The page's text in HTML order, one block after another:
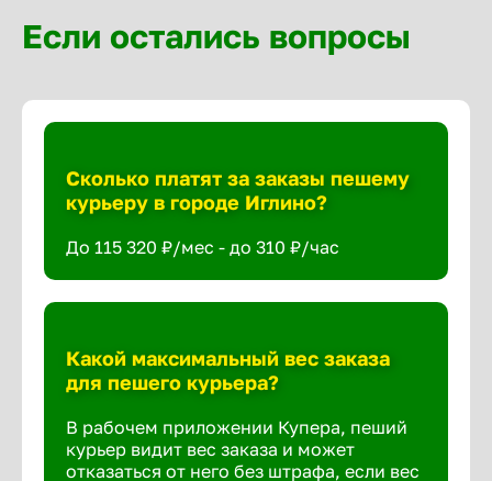
Если остались вопросы
Сколько платят за заказы пешему
курьеру в городе Иглино?
До 115 320 ₽/мес - до 310 ₽/час
Какой максимальный вес заказа
для пешего курьера?
В рабочем приложении Купера, пеший
курьер видит вес заказа и может
отказаться от него без штрафа, если вес